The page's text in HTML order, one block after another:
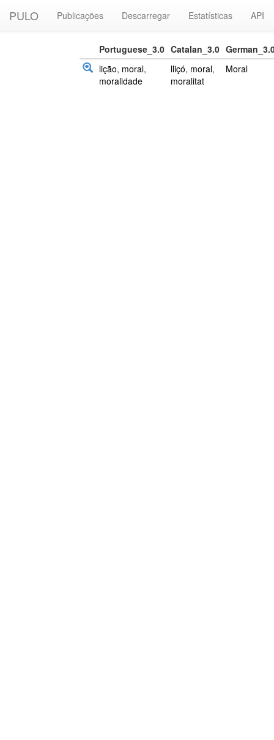
PULO Publicações Descarregar Estatísticas API
Portuguese_3.0 Catalan_3.0
lição, moral,
moralidade
lliçó, moral,
moralitat
Moral